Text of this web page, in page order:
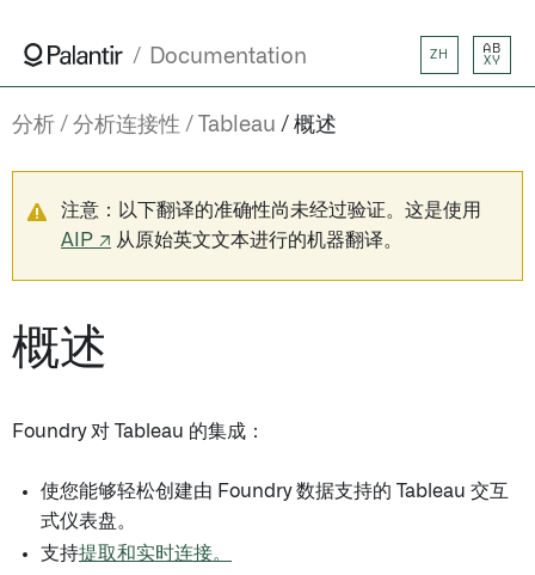
Documentation ZH
AB
XY
分析 分析连接性 Tableau 概述
注意：以下翻译的准确性尚未经过验证。这是使用
AIP ↗ 从原始英文文本进行的机器翻译。
概述
Foundry 对 Tableau 的集成：
使您能够轻松创建由 Foundry 数据支持的 Tableau 交互
式仪表盘。
支持提取和实时连接。